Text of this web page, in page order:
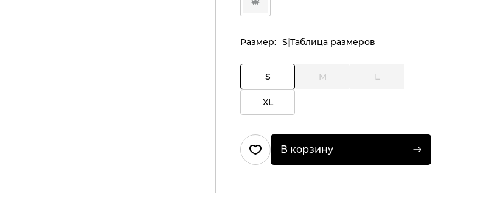
Размер: S Таблица размеров
S M L
XL
В корзину